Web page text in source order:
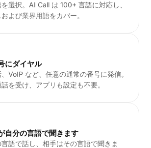
選択。AI Call は 100+ 言語に対応し、
よび業界用語をカバー。
にダイヤル
VoIP など、任意の通常の番号に発信。
を受け、アプリも設定も不要。
自分の言語で聞きます
語で話し、相手はその言語で聞きま